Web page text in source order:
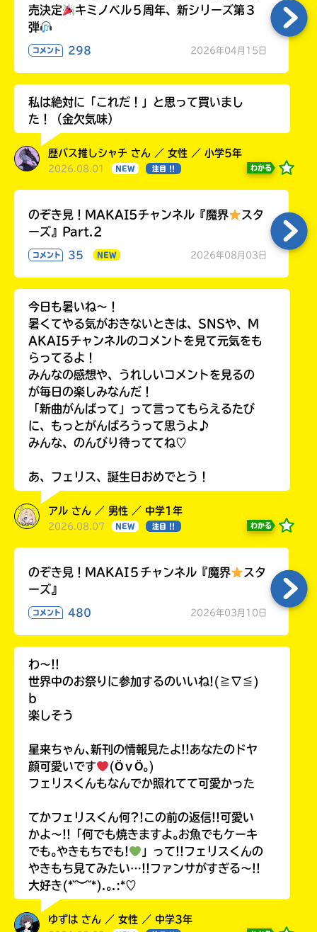
売決定
キミノベル５周年、新シリーズ第３
弾
コメント 298 2026年04月15日
私は絶対に「これだ！」と思って買いまし
た！（金欠気味）
歴バス推しシャチ さん ／ 女性 ／ 小学5年
2026.08.01 NEW 注目 !! わかる
のぞき見！MAKAI5チャンネル『魔界
スタ
ーズ』Part.2
コメント 35 NEW 2026年08月03日
今日も暑いね〜！
暑くてやる気がおきないときは、SNSや、M
AKAI5チャンネルのコメントを見て元気をも
らってるよ！
みんなの感想や、うれしいコメントを見るの
が毎日の楽しみなんだ！
「新曲がんばって」って言ってもらえるたび
に、もっとがんばろうって思うよ♪
みんな、のんびり待っててね♡
あ、フェリス、誕生日おめでとう！
アル さん ／ 男性 ／ 中学1年
2026.08.07 NEW 注目 !! わかる
のぞき見！MAKAI５チャンネル『魔界
スタ
ーズ』
コメント 480 2026年03月10日
わ〜!!
世界中のお祭りに参加するのいいね!(≧∇≦)
b
楽しそう
星来ちゃん､新刊の情報見たよ!!あなたのドヤ
顔可愛いです
(ӦｖӦ｡)
フェリスくんもなんでか照れてて可愛かった
てかフェリスくん何?!この前の返信!!可愛い
かよ〜!!「何でも焼きますよ｡お魚でもケーキ
でも｡やきもちでも!
」って!!フェリスくんの
やきもち見てみたい…!!ファンサがすぎる〜!!
大好き(*˘︶˘*).｡.:*♡
ゆずは さん ／ 女性 ／ 中学3年